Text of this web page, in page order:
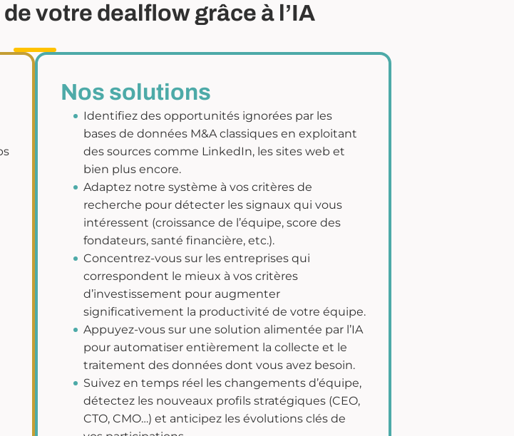
votre dealflow grâce à l’IA
Nos solutions
Identifiez des opportunités ignorées par les
bases de données M&A classiques en exploitant
des sources comme LinkedIn, les sites web et
bien plus encore.
Adaptez notre système à vos critères de
recherche pour détecter les signaux qui vous
intéressent (croissance de l’équipe, score des
fondateurs, santé financière, etc.).
Concentrez-vous sur les entreprises qui
correspondent le mieux à vos critères
d’investissement pour augmenter
significativement la productivité de votre équipe.
Appuyez-vous sur une solution alimentée par l’IA
pour automatiser entièrement la collecte et le
traitement des données dont vous avez besoin.
Suivez en temps réel les changements d’équipe,
détectez les nouveaux profils stratégiques (CEO,
CTO, CMO…) et anticipez les évolutions clés de